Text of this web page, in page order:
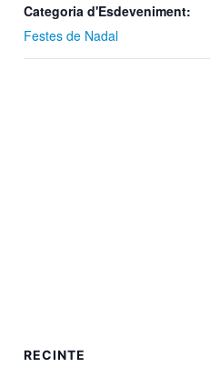
Categoria d'Esdeveniment:
Festes de Nadal
RECINTE